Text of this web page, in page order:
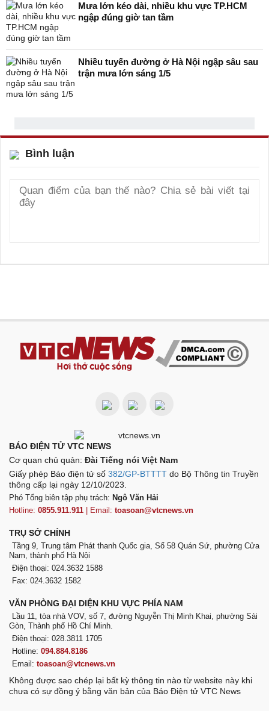
Mưa lớn kéo dài, nhiều khu vực TP.HCM
ngập đúng giờ tan tầm
Nhiều tuyến đường ở Hà Nội ngập sâu sau
trận mưa lớn sáng 1/5
Bình luận
BÁO ĐIỆN TỬ VTC NEWS
Cơ quan chủ quản: Đài Tiếng nói Việt Nam
Giấy phép Báo điện tử số 382/GP-BTTTT do Bộ Thông tin Truyền
thông cấp lại ngày 12/10/2023.
Phó Tổng biên tập phụ trách: Ngô Văn Hải
Hotline: 0855.911.911 | Email: toasoan@vtcnews.vn
TRỤ SỞ CHÍNH
Tầng 9, Trung tâm Phát thanh Quốc gia, Số 58 Quán Sứ, phường Cửa
Nam, thành phố Hà Nội
Điện thoại: 024.3632 1588
Fax: 024.3632 1582
VĂN PHÒNG ĐẠI DIỆN KHU VỰC PHÍA NAM
Lầu 11, tòa nhà VOV, số 7, đường Nguyễn Thị Minh Khai, phường Sài
Gòn, Thành phố Hồ Chí Minh.
Điện thoại: 028.3811 1705
Hotline: 094.884.8186
Email: toasoan@vtcnews.vn
Không được sao chép lại bất kỳ thông tin nào từ website này khi
chưa có sự đồng ý bằng văn bản của Báo Điện tử VTC News